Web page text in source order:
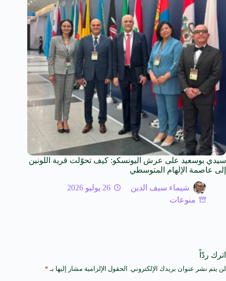
سيدي بوسعيد على عرش اليونسكو: كيف تحوّلت قرية اللونين
إلى عاصمة الإلهام المتوسطي
شيماء سيف الدين
26 يوليو 2026
منوعات
اترك ردّاً
لن يتم نشر عنوان بريدك الإلكتروني. الحقول الإلزامية مشار إليها بـ *
A